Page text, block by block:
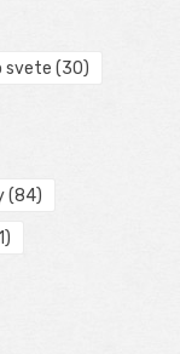
svete (30)
(84)